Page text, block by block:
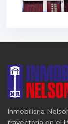
Inmobiliaria
trayectoria en el